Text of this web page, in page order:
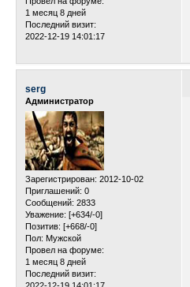
1 месяц 8 дней
Последний визит:
2022-12-19 14:01:17
serg
Администратор
Зарегистрирован: 2012-10-02
Приглашений: 0
Сообщений: 2833
Уважение: [+634/-0]
Позитив: [+668/-0]
Пол: Мужской
Провел на форуме:
1 месяц 8 дней
Последний визит: